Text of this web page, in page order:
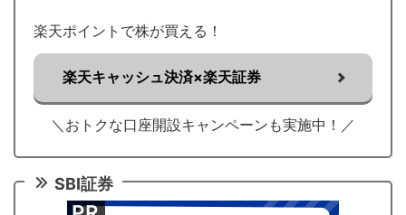
楽天ポイントで株が買える！
楽天キャッシュ決済×楽天証券
＼おトクな口座開設キャンペーンも実施中！／
SBI証券